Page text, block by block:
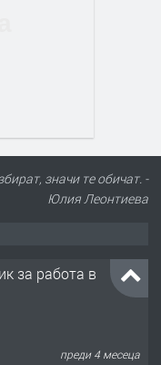
значи те обичат. -
Юлия Леонтиева
за работа в
преди 4 месеца